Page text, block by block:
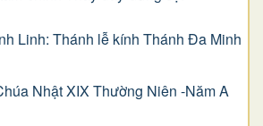
Linh: Thánh lễ kính Thánh Đa Minh
Nhật XIX Thường Niên -Năm A